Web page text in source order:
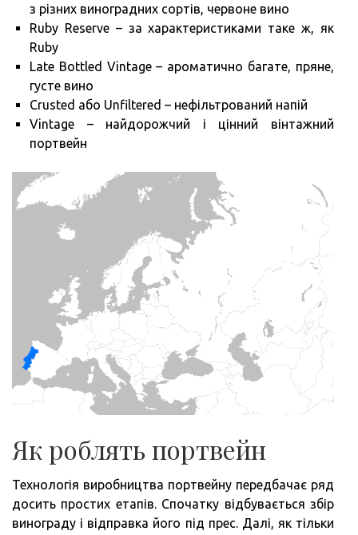
з різних виноградних сортів, червоне вино
Ruby Reserve – за характеристиками таке ж, як
Ruby
Late Bottled Vintage – ароматично багате, пряне,
густе вино
Crusted або Unfiltered – нефільтрований напій
Vintage – найдорожчий і цінний вінтажний
портвейн
Як роблять портвейн
Технологія виробництва портвейну передбачає ряд
досить простих етапів. Спочатку відбувається збір
винограду і відправка його під прес. Далі, як тільки